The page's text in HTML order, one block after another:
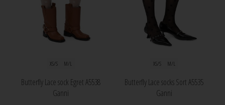
XS/S M/L
Butterfly Lace sock Egret A5538
Ganni
XS/S M/L
Butterfly Lace socks Sort A5535
Ganni